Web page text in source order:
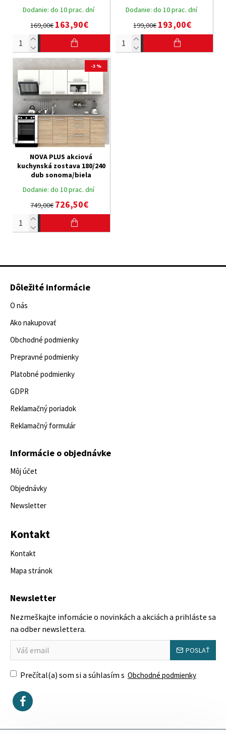
Dodanie: do 10 prac. dní
169,00€163,90€
Dodanie: do 10 prac. dní
199,00€193,00€
-3 %
Dodanie: do 10 prac. dní
NOVA PLUS akciová
kuchynská zostava 180/240
dub sonoma/biela
749,00€726,50€
Dôležité informácie
O nás
Ako nakupovať
Obchodné podmienky
Prepravné podmienky
Platobné podmienky
GDPR
Reklamačný poriadok
Reklamačný formulár
Informácie o objednávke
Môj účet
Objednávky
Newsletter
Kontakt
Kontakt
Mapa stránok
Newsletter
Nezmeškajte infomácie o novinkách a akciách a prihláste sa
na odber newslettera.
POSLAŤ
Prečítal(a) som si a súhlasím s Obchodné podmienky